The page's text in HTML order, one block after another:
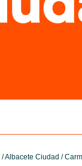
/Albacete Ciudad /